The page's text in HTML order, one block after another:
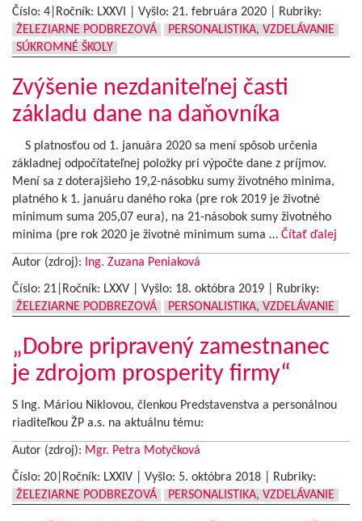
Číslo: 4|Ročník: LXXVI | Vyšlo: 21. februára 2020
Rubriky:
ŽELEZIARNE PODBREZOVÁ
PERSONALISTIKA, VZDELÁVANIE
SÚKROMNÉ ŠKOLY
Zvýšenie nezdaniteľnej časti
základu dane na daňovníka
S platnosťou od 1. januára 2020 sa mení spôsob určenia
základnej odpočítateľnej položky pri výpočte dane z príjmov.
Mení sa z doterajšieho 19,2-násobku sumy životného minima,
platného k 1. januáru daného roka (pre rok 2019 je životné
minimum suma 205,07 eura), na 21-násobok sumy životného
minima (pre rok 2020 je životné minimum suma … Čítať ďalej
Autor (zdroj): Ing. Zuzana Peniaková
Číslo: 21|Ročník: LXXV | Vyšlo: 18. októbra 2019
Rubriky:
ŽELEZIARNE PODBREZOVÁ
PERSONALISTIKA, VZDELÁVANIE
„Dobre pripravený zamestnanec
je zdrojom prosperity firmy“
S Ing. Máriou Niklovou, členkou Predstavenstva a personálnou
riaditeľkou ŽP a.s. na aktuálnu tému:
Autor (zdroj): Mgr. Petra Motyčková
Číslo: 20|Ročník: LXXIV | Vyšlo: 5. októbra 2018
Rubriky:
ŽELEZIARNE PODBREZOVÁ
PERSONALISTIKA, VZDELÁVANIE